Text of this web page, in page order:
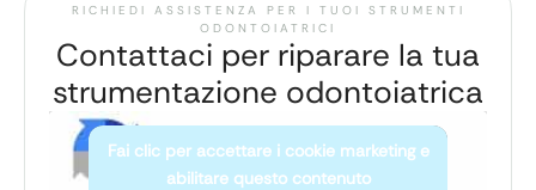
RICHIEDI ASSISTENZA PER I TUOI STRUMENTI
ODONTOIATRICI
Contattaci per riparare la tua
strumentazione odontoiatrica
Fai clic per accettare i cookie marketing e
abilitare questo contenuto